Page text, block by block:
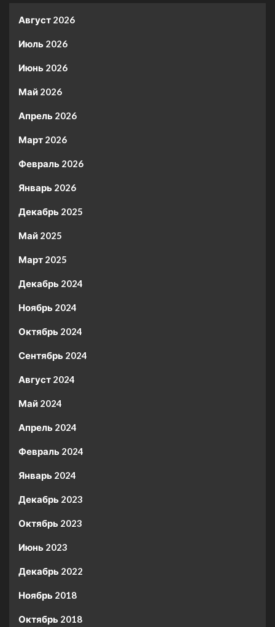
Август 2026
Июль 2026
Июнь 2026
Май 2026
Апрель 2026
Март 2026
Февраль 2026
Январь 2026
Декабрь 2025
Май 2025
Март 2025
Декабрь 2024
Ноябрь 2024
Октябрь 2024
Сентябрь 2024
Август 2024
Май 2024
Апрель 2024
Февраль 2024
Январь 2024
Декабрь 2023
Октябрь 2023
Июнь 2023
Декабрь 2022
Ноябрь 2018
Октябрь 2018